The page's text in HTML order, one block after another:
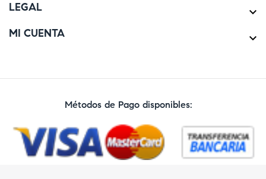
LEGAL 
MI CUENTA 
Métodos de Pago disponibles: